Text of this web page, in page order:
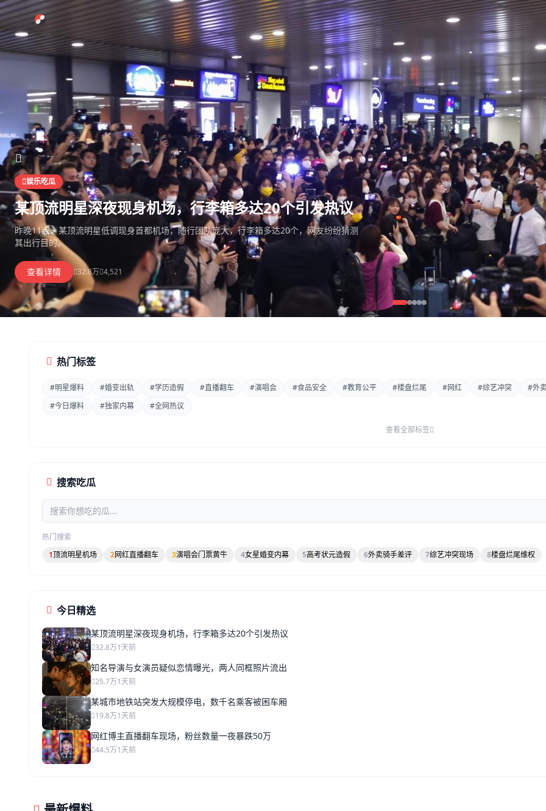
跳过导航
51黑料网爆网
娱乐吃瓜
某顶流明星深夜现身机场，行李箱多达20个引发热议
昨晚11点，某顶流明星低调现身首都机场，随行团队庞大，行李箱多达20个，网友纷纷猜测
其出行目的。
查看详情 32.8万 4,521
热门标签
#明星爆料 #婚变出轨 #学历造假 #直播翻车 #演唱会 #食品安全 #教育公平 #楼盘烂尾 #网红 #综艺冲突
#外
#今日爆料
#独家内幕 #全网热议
查看全部标签
搜索吃瓜
热门搜索
1顶流明星机场 2网红直播翻车 3演唱会门票黄牛 4女星婚变内幕 5高考状元造假 6外卖骑手差评 7综艺冲突现场 8楼盘烂尾维权
今日精选
某顶流明星深夜现身机场，行李箱多达20个引发热议
32.8万1天前
知名导演与女演员疑似恋情曝光，两人同框照片流出
25.7万1天前
某城市地铁站突发大规模停电，数千名乘客被困车厢
19.8万1天前
网红博主直播翻车现场，粉丝数量一夜暴跌50万
44.5万1天前